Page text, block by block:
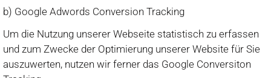
b) Google Adwords Conversion Tracking
Um die Nutzung unserer Webseite statistisch zu erfassen
und zum Zwecke der Optimierung unserer Website für Sie
auszuwerten, nutzen wir ferner das Google Conversiton